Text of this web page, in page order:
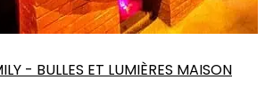
- BULLES ET LUMIÈRES MAISON